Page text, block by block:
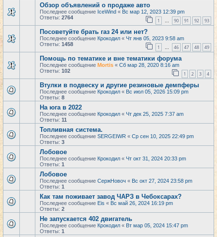
Обзор объявлений о продаже авто
Последнее сообщение IceWind « Вс мар 12, 2023 12:39 pm
Ответы: 2764 1 … 90 91 92 93
Посоветуйте брать газ 24 или нет?
Последнее сообщение Крокодил « Чт янв 05, 2023 9:58 am
Ответы: 1458 1 … 46 47 48 49
Помощь по тематике и вне тематики форума
Последнее сообщение Mortis « Сб мар 28, 2020 8:16 am
Ответы: 102 1 2 3 4
Втулки в подвеску и другие резиновые демпферы
Последнее сообщение Крокодил « Вс июл 05, 2026 15:09 pm
Ответы: 8
На юга в 2022
Последнее сообщение Крокодил « Чт дек 25, 2025 7:37 am
Ответы: 11
Топливная система.
Последнее сообщение SERGEIWR « Ср сен 10, 2025 22:49 pm
Ответы: 3
Лобовое
Последнее сообщение Крокодил « Чт окт 31, 2024 20:33 pm
Ответы: 1
Лобовое
Последнее сообщение СержНовоч « Вс окт 27, 2024 23:58 pm
Ответы: 1
Как там поживает завод ЧАРЗ в Чебоксарах?
Последнее сообщение Eis « Вс май 26, 2024 16:19 pm
Ответы: 2
Не запускается 402 двигатель
Последнее сообщение Крокодил « Вт мар 05, 2024 15:47 pm
Ответы: 1